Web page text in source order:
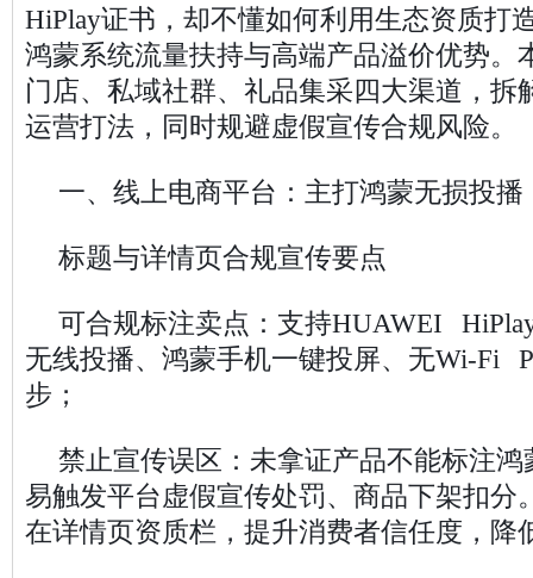
HiPlay证书，却不懂如何利用生态资质打
鸿蒙系统流量扶持与高端产品溢价优势。
门店、私域社群、礼品集采四大渠道，拆
运营打法，同时规避虚假宣传合规风险。
一、线上电商平台：主打鸿蒙无损投
标题与详情页合规宣传要点
可合规标注卖点：支持HUAWEI
无线投播、鸿蒙手机一键投屏、无Wi-Fi
步；
禁止宣传误区：未拿证产品不能标注
易触发平台虚假宣传处罚、商品下架扣分
在详情页资质栏，提升消费者信任度，降